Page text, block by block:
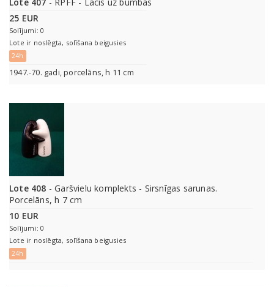
25 EUR
Solījumi: 0
Lote ir noslēgta, solīšana beigusies
24h
1947.-70. gadi, porcelāns, h 11 cm
Lote 408 - Garšvielu komplekts - Sirsnīgas sarunas.
Porcelāns, h 7 cm
10 EUR
Solījumi: 0
Lote ir noslēgta, solīšana beigusies
24h